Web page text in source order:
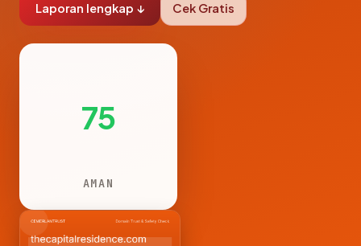
Laporan lengkap ↓ Cek Gratis
75
AMAN